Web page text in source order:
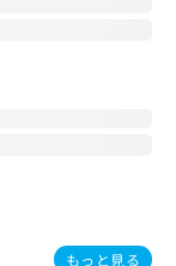
もっと見る